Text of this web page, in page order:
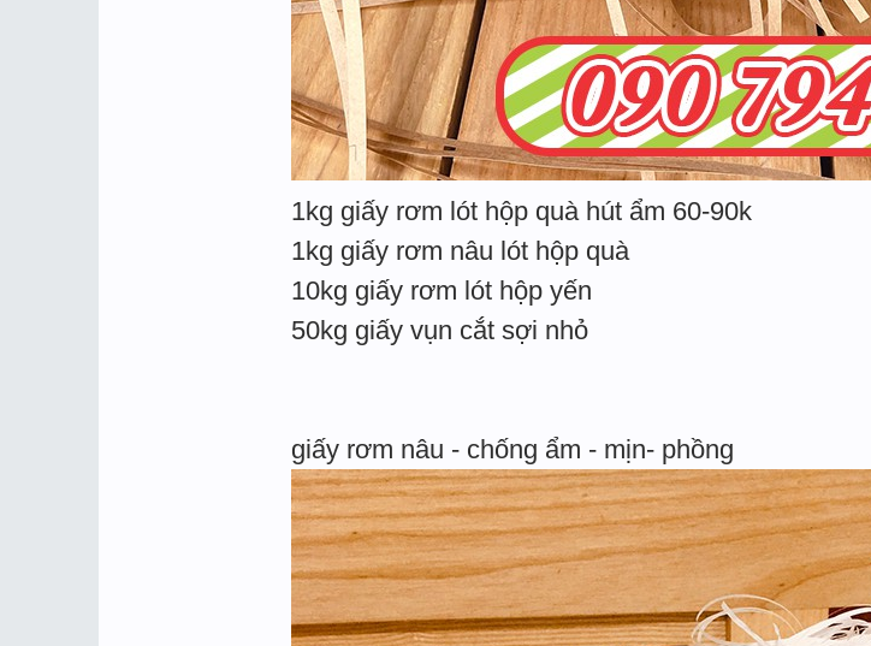
1kg giấy rơm lót hộp quà hút ẩm 60-90k
1kg giấy rơm nâu lót hộp quà
10kg giấy rơm lót hộp yến
50kg giấy vụn cắt sợi nhỏ
giấy rơm nâu - chống ẩm - mịn- phồng